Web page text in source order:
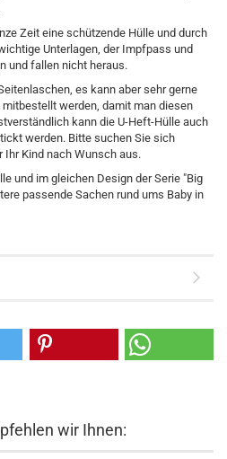
Zeit eine schützende Hülle und durch
Unterlagen, der Impfpass und
und fallen nicht heraus.
es kann aber sehr gerne
werden, damit man diesen
kann die U-Heft-Hülle auch
werden. Bitte suchen Sie sich
Kind nach Wunsch aus.
und im gleichen Design der Serie "Big
passende Sachen rund ums Baby in
wir Ihnen: